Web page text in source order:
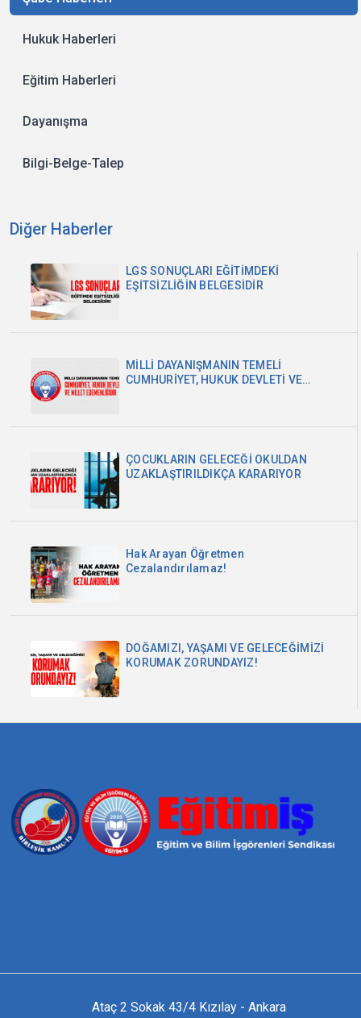
Hukuk Haberleri
Eğitim Haberleri
Dayanışma
Bilgi-Belge-Talep
Diğer Haberler
LGS SONUÇLARI EĞİTİMDEKİ
EŞİTSİZLİĞİN BELGESİDİR
MİLLİ DAYANIŞMANIN TEMELİ
CUMHURİYET, HUKUK DEVLETİ VE
ÇOCUKLARIN GELECEĞİ OKULDAN
UZAKLAŞTIRILDIKÇA KARARIYOR
Hak Arayan Öğretmen
Cezalandırılamaz!
DOĞAMIZI, YAŞAMI VE GELECEĞİMİZİ
KORUMAK ZORUNDAYIZ!
Ataç 2 Sokak 43/4 Kızılay - Ankara